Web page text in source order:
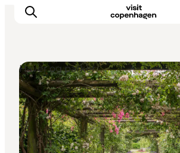
This is Copenhagen
Aktiviteter
Spis & drik
Haver og parker